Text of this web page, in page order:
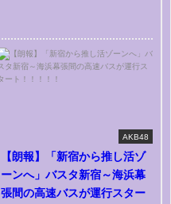
AKB48
【朗報】「新宿から推し活ゾ
ーンへ」バスタ新宿～海浜幕
張間の高速バスが運行スター